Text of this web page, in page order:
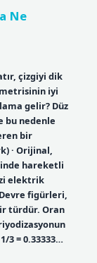
Ne
çizgiyi dik
iyi
gelir? Düz
bu nedenle
bir
· Orijinal,
hareketli
elektrik
figürleri,
türdür. Oran
3 = 0.33333…